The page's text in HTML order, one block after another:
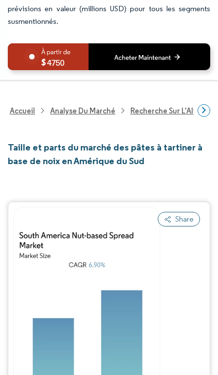
prévisions en valeur (millions USD) pour tous les segments
susmentionnés.
4750
Accueil Analyse Du Marché Recherche Sur
Taille et parts du marché des pâtes à tartiner à
base de noix en Amérique du Sud
Share